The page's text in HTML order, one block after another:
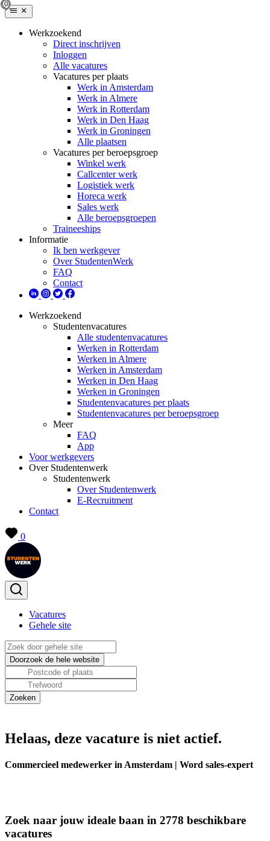
Werkzoekend
Direct inschrijven
Inloggen
Alle vacatures
Vacatures per plaats
Werk in Amsterdam
Werk in Almere
Werk in Rotterdam
Werk in Den Haag
Werk in Groningen
Alle plaatsen
Vacatures per beroepsgroep
Winkel werk
Callcenter werk
Logistiek werk
Horeca werk
Sales werk
Alle beroepsgroepen
Traineeships
Informatie
Ik ben werkgever
Over StudentenWerk
FAQ
Contact
Werkzoekend
Studentenvacatures
Alle studentenvacatures
Werken in Rotterdam
Werken in Almere
Werken in Amsterdam
Werken in Den Haag
Werken in Groningen
Studentenvacatures per plaats
Studentenvacatures per beroepsgroep
Meer
FAQ
App
Voor werkgevers
Over Studentenwerk
Studentenwerk
Over Studentenwerk
E-Recruitment
Contact
0
Vacatures
Gehele site
Helaas, deze vacature is niet actief.
Commercieel medewerker in Amsterdam | Word sales-expert
Zoek naar jouw ideale baan in 2778 beschikbare
vacatures